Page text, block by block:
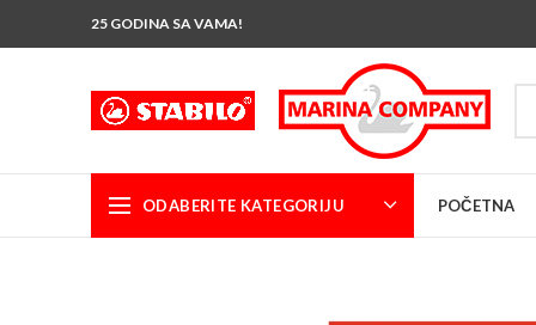
25 GODINA SA VAMA!
ODABERITE KATEGORIJU POČETNA